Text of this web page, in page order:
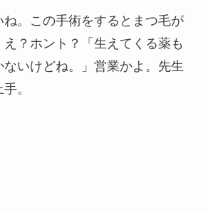
ね。この手術をするとまつ毛が
？ホント？「生えてくる薬も
いけどね。」営業かよ。先生
。